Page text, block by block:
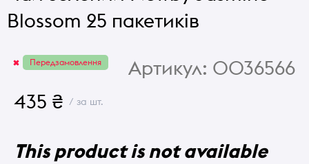
Blossom 25 пакетиків
Передзамовлення Артикул: 0036566
435 ₴ / за шт.
This product is not available